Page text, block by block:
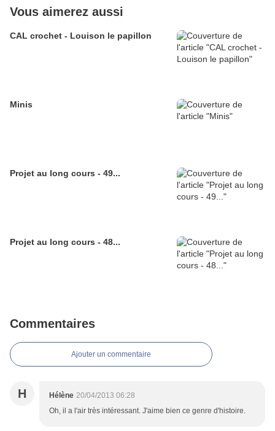
Vous aimerez aussi
CAL crochet - Louison le papillon
Minis
Projet au long cours - 49...
Projet au long cours - 48...
Commentaires
Ajouter un commentaire
H Hélène 20/04/2013 06:28
Oh, il a l'air très intéressant. J'aime bien ce genre d'histoire.